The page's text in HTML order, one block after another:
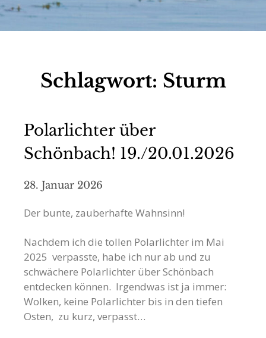
Schlagwort: Sturm
Polarlichter über
Schönbach! 19./20.01.2026
28. Januar 2026
Der bunte, zauberhafte Wahnsinn!
Nachdem ich die tollen Polarlichter im Mai
2025 verpasste, habe ich nur ab und zu
schwächere Polarlichter über Schönbach
entdecken können. Irgendwas ist ja immer:
Wolken, keine Polarlichter bis in den tiefen
Osten, zu kurz, verpasst…